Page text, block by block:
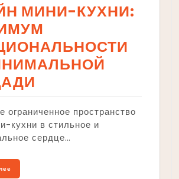
МИНИ-КУХНИ:
ограниченное пространство
кухни в стильное и
сердце…